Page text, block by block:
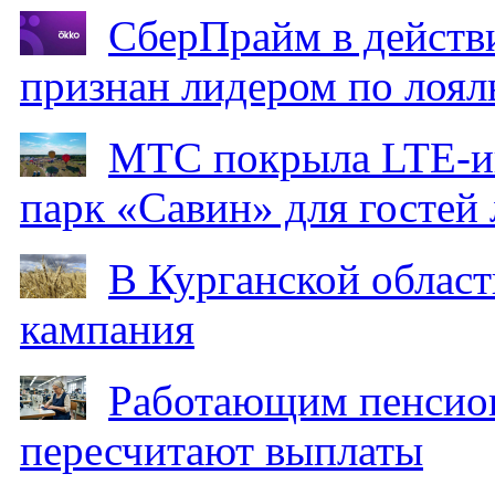
СберПрайм в
признан лидером по
МТС покрыла LTE-
парк «Савин» для гостей
В Курганской
кампания
Работающим
пересчитают выплаты